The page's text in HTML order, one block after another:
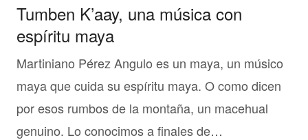
Tumben K’aay, una música con
espíritu maya
Martiniano Pérez Angulo es un maya, un músico
maya que cuida su espíritu maya. O como dicen
por esos rumbos de la montaña, un macehual
genuino. Lo conocimos a finales de…